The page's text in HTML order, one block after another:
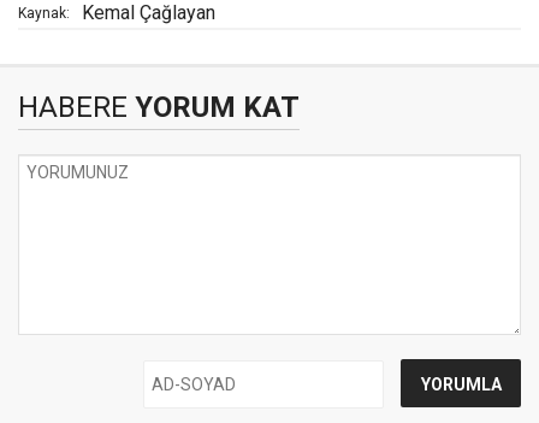
Kaynak: Kemal Çağlayan
HABERE YORUM KAT